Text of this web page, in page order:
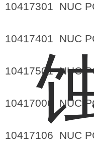
10417301 NUC
10417401 NUC
10417501 NUC
10417006 NUC
10417106 NUC